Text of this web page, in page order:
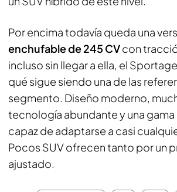
Por encima todavía queda una
enchufable de 245 CVcon
incluso sin llegar a ella, el
qué sigue siendo una de las
segmento. Diseño moderno,
tecnología abundante y una
capaz de adaptarse a casi
Pocos SUV ofrecen tanto por un
ajustado.